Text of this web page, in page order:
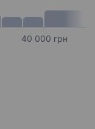
40 000 грн